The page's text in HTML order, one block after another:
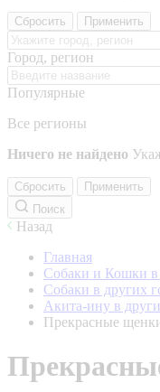
Сбросить Применить
Город, регион
Популярные
Все регионы
Ничего не найдено
Сбросить
Применить
Поиск
Назад
Главная
Собаки и Кошки в
Собаки в других
Акита-ину в
Прекрасные